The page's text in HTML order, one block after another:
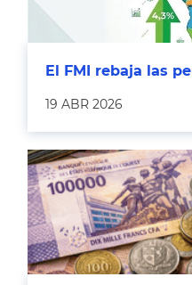
El FMI rebaja las
19 ABR 2026